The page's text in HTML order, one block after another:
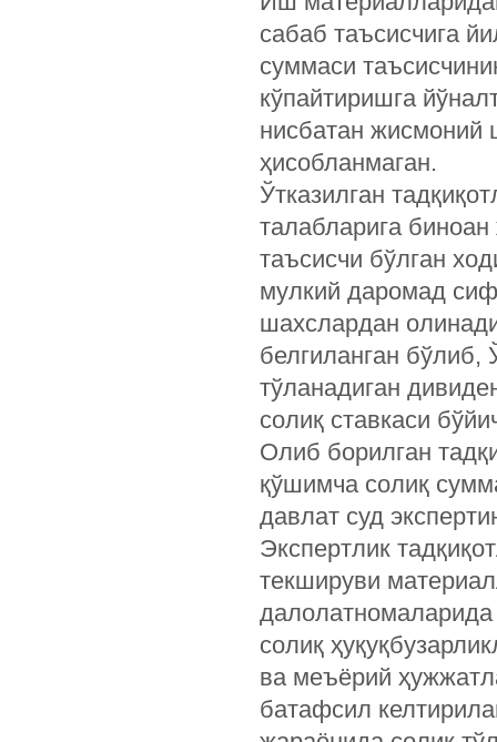
сабаб таъсисчига
суммаси
кўпайтиришга
нисбатан жисмоний
ҳисобланмаган.
Ўтказилган
талабларига
таъсисчи бўлган
мулкий даромад
шахслардан
белгиланган бўлиб,
тўланадиган
солиқ ставкаси
Олиб борилган
қўшимча солиқ
давлат суд
Экспертлик
текшируви
далолатномаларида
солиқ
ва меъёрий
батафсил